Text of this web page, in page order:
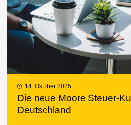
14. Oktober 2025
Die neue Moore Steuer-
Deutschland